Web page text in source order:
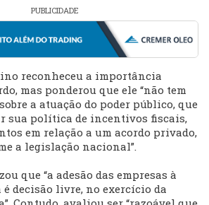
PUBLICIDADE
reconheceu a importância
mas ponderou que ele “não tem
a atuação do poder público, que
sua política de incentivos fiscais,
em relação a um acordo privado,
a legislação nacional”.
que “a adesão das empresas à
decisão livre, no exercício da